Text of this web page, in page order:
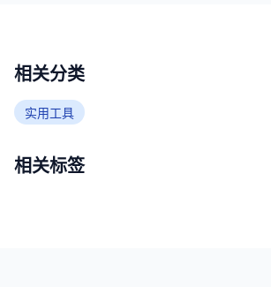
相关分类
实用工具
相关标签